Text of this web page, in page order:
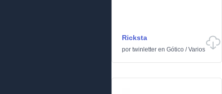
Ricksta
por twinletter en Gótico /Varios